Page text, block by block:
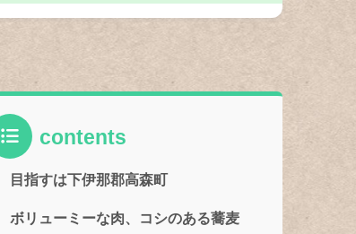
contents
目指すは下伊那郡高森町
ボリューミーな肉、コシのある蕎麦